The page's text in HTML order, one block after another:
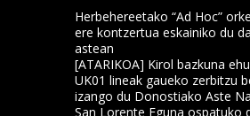
Herbehereetako “Ad Hoc”
ere kontzertua eskainiko du
astean
[ATARIKOA] Kirol bazkuna
UK01 lineak gaueko zerbitzu
izango du Donostiako Aste
San Lorente Eguna ospatuko